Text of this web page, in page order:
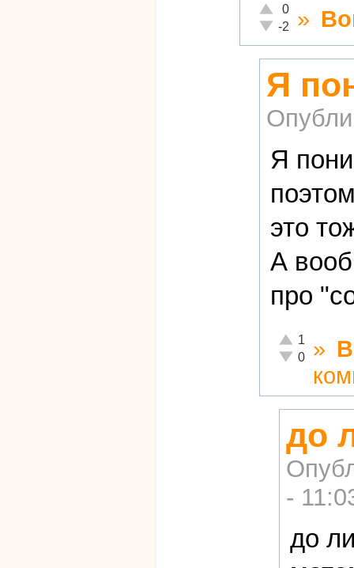
Отлично!
0
Неадекватно!
-2 »
Я
Я
это
А
про
Отлично!
1
Неадекватно!
0 »
до
-
до